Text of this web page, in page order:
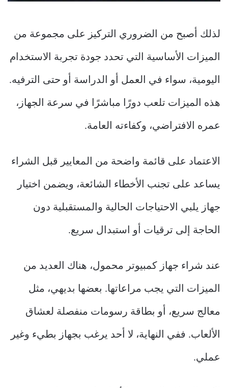
لذلك أصبح من الضروري التركيز على مجموعة من
الميزات الأساسية التي تحدد جودة تجربة الاستخدام
اليومية، سواء في العمل أو الدراسة أو حتى الترفيه.
هذه الميزات تلعب دورًا مباشرًا في سرعة الجهاز،
عمره الافتراضي، وكفاءته العامة.
الاعتماد على قائمة واضحة من المعايير قبل الشراء
يساعد على تجنب الأخطاء الشائعة، ويضمن اختيار
جهاز يلبي الاحتياجات الحالية والمستقبلية دون
الحاجة إلى ترقيات أو استبدال سريع.
عند شراء جهاز كمبيوتر محمول، هناك العديد من
الميزات التي يجب مراعاتها. بعضها بديهي، مثل
معالج سريع، أو بطاقة رسومات منفصلة لعشاق
الألعاب. ففي النهاية، لا أحد يرغب بجهاز بطيء وغير
عملي.